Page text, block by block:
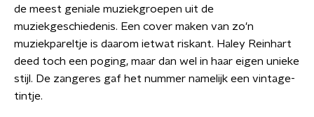
de meest geniale muziekgroepen uit de
muziekgeschiedenis. Een cover maken van zo'n
muziekpareltje is daarom ietwat riskant. Haley Reinhart
deed toch een poging, maar dan wel in haar eigen unieke
stijl. De zangeres gaf het nummer namelijk een vintage-
tintje.